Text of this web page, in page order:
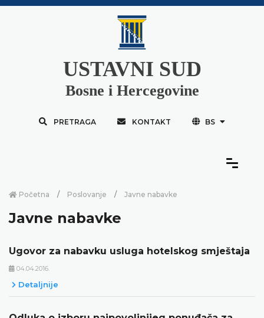
USTAVNI SUD
Bosne i Hercegovine
PRETRAGA KONTAKT BS
Početna Poslovanje Javne nabavke
Javne nabavke
Ugovor za nabavku usluga hotelskog smještaja
04.04.2016.
Detaljnije